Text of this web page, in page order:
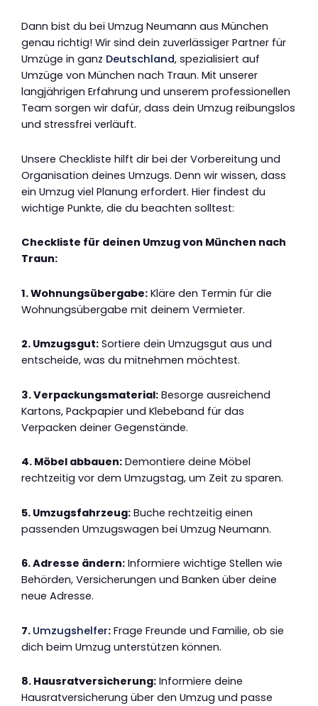
Dann bist du bei Umzug Neumann aus München
genau richtig! Wir sind dein zuverlässiger Partner für
Umzüge in ganz Deutschland, spezialisiert auf
Umzüge von München nach Traun. Mit unserer
langjährigen Erfahrung und unserem professionellen
Team sorgen wir dafür, dass dein Umzug reibungslos
und stressfrei verläuft.
Unsere Checkliste hilft dir bei der Vorbereitung und
Organisation deines Umzugs. Denn wir wissen, dass
ein Umzug viel Planung erfordert. Hier findest du
wichtige Punkte, die du beachten solltest:
Checkliste für deinen Umzug von München nach
Traun:
1. Wohnungsübergabe: Kläre den Termin für die
Wohnungsübergabe mit deinem Vermieter.
2. Umzugsgut: Sortiere dein Umzugsgut aus und
entscheide, was du mitnehmen möchtest.
3. Verpackungsmaterial: Besorge ausreichend
Kartons, Packpapier und Klebeband für das
Verpacken deiner Gegenstände.
4. Möbel abbauen: Demontiere deine Möbel
rechtzeitig vor dem Umzugstag, um Zeit zu sparen.
5. Umzugsfahrzeug: Buche rechtzeitig einen
passenden Umzugswagen bei Umzug Neumann.
6. Adresse ändern: Informiere wichtige Stellen wie
Behörden, Versicherungen und Banken über deine
neue Adresse.
7. Umzugshelfer: Frage Freunde und Familie, ob sie
dich beim Umzug unterstützen können.
8. Hausratversicherung: Informiere deine
Hausratversicherung über den Umzug und passe